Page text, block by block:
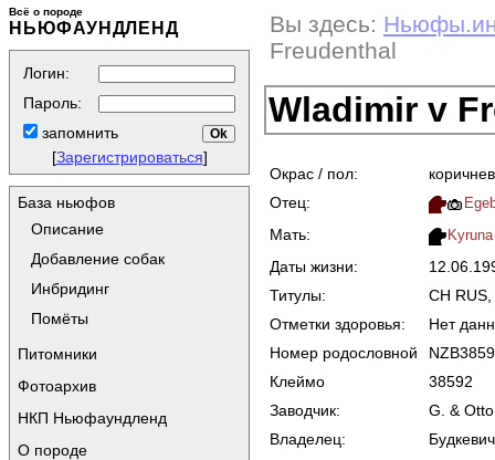
Всё о породе
НЬЮФАУНДЛЕНД
Логин:
Пароль:
запомнить
[Зарегистрироваться]
База ньюфов
Описание
Добавление собак
Инбридинг
Помёты
Питомники
Фотоархив
НКП Ньюфаундленд
О породе
Вы здесь:
Freudenthal
Wladimir v
Окрас / пол:
Отец:
Мать:
Даты жизни:
Титулы:
CH
Отметки здоровья:
Нет
Номер родословной
Клеймо
38592
Заводчик:
G. &
Владелец: